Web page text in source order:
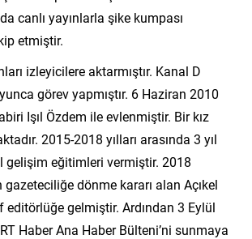
canlı yayınlarla şike kumpası
etmiştir.
izleyicilere aktarmıştır. Kanal D
görev yapmıştır. 6 Haziran 2010
Işıl Özdem ile evlenmiştir. Bir kız
2015-2018 yılları arasında 3 yıl
gelişim eğitimleri vermiştir. 2018
dönme kararı alan Açıkel
editörlüğe gelmiştir. Ardından 3 Eylül
Haber Ana Haber Bülteni’ni sunmaya